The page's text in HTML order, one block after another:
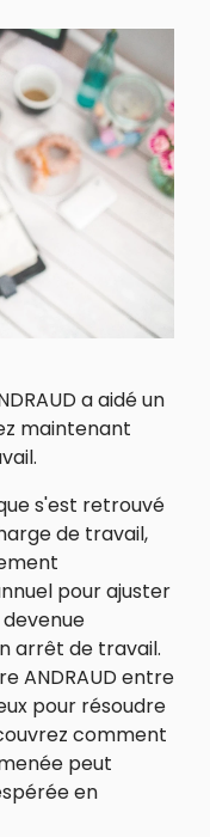
a aidé un
maintenant
s'est retrouvé
de travail,
pour ajuster
arrêt de travail.
ANDRAUD entre
pour résoudre
comment
peut
en